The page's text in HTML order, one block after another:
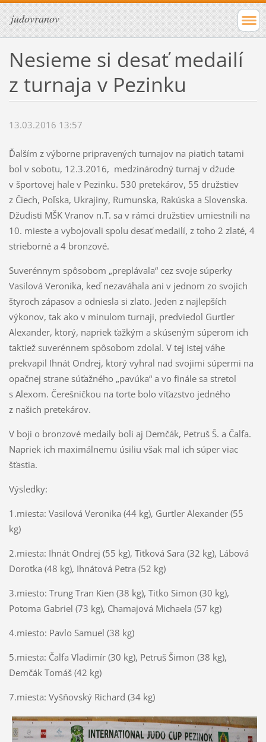
judovranov
Nesieme si desať medailí
z turnaja v Pezinku
13.03.2016 13:57
Ďalším z výborne pripravených turnajov na piatich tatami
bol v sobotu, 12.3.2016, medzinárodný turnaj v džude
v športovej hale v Pezinku. 530 pretekárov, 55 družstiev
z Čiech, Poľska, Ukrajiny, Rumunska, Rakúska a Slovenska.
Džudisti MŠK Vranov n.T. sa v rámci družstiev umiestnili na
10. mieste a vybojovali spolu desať medailí, z toho 2 zlaté, 4
strieborné a 4 bronzové.
Suverénnym spôsobom „preplávala“ cez svoje súperky
Vasilová Veronika, keď nezaváhala ani v jednom zo svojich
štyroch zápasov a odniesla si zlato. Jeden z najlepších
výkonov, tak ako v minulom turnaji, predviedol Gurtler
Alexander, ktorý, napriek ťažkým a skúseným súperom ich
taktiež suverénnem spôsobom zdolal. V tej istej váhe
prekvapil Ihnát Ondrej, ktorý vyhral nad svojimi súpermi na
opačnej strane súťažného „pavúka“ a vo finále sa stretol
s Alexom. Čerešničkou na torte bolo víťazstvo jedného
z našich pretekárov.
V boji o bronzové medaily boli aj Demčák, Petruš Š. a Čalfa.
Napriek ich maximálnemu úsiliu však mal ich súper viac
šťastia.
Výsledky:
1.miesta: Vasilová Veronika (44 kg), Gurtler Alexander (55
kg)
2.miesta: Ihnát Ondrej (55 kg), Titková Sara (32 kg), Lábová
Dorotka (48 kg), Ihnátová Petra (52 kg)
3.miesto: Trung Tran Kien (38 kg), Titko Simon (30 kg),
Potoma Gabriel (73 kg), Chamajová Michaela (57 kg)
4.miesto: Pavlo Samuel (38 kg)
5.miesta: Čalfa Vladimír (30 kg), Petruš Šimon (38 kg),
Demčák Tomáš (42 kg)
7.miesta: Vyšňovský Richard (34 kg)